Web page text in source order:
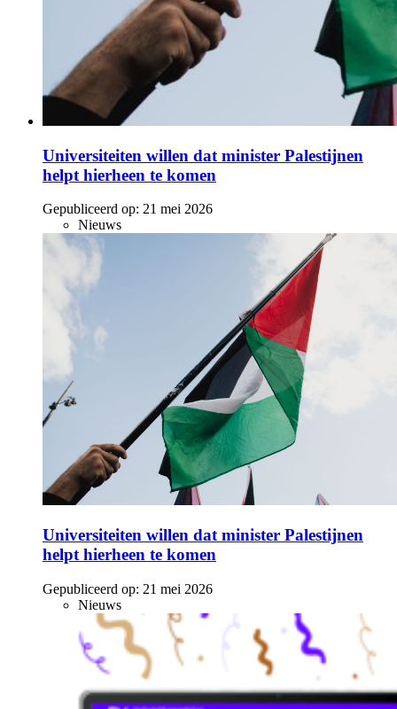
Universiteiten willen dat minister Palestijnen
helpt hierheen te komen
Gepubliceerd op: 21 mei 2026
Nieuws
Universiteiten willen dat minister Palestijnen
helpt hierheen te komen
Gepubliceerd op: 21 mei 2026
Nieuws